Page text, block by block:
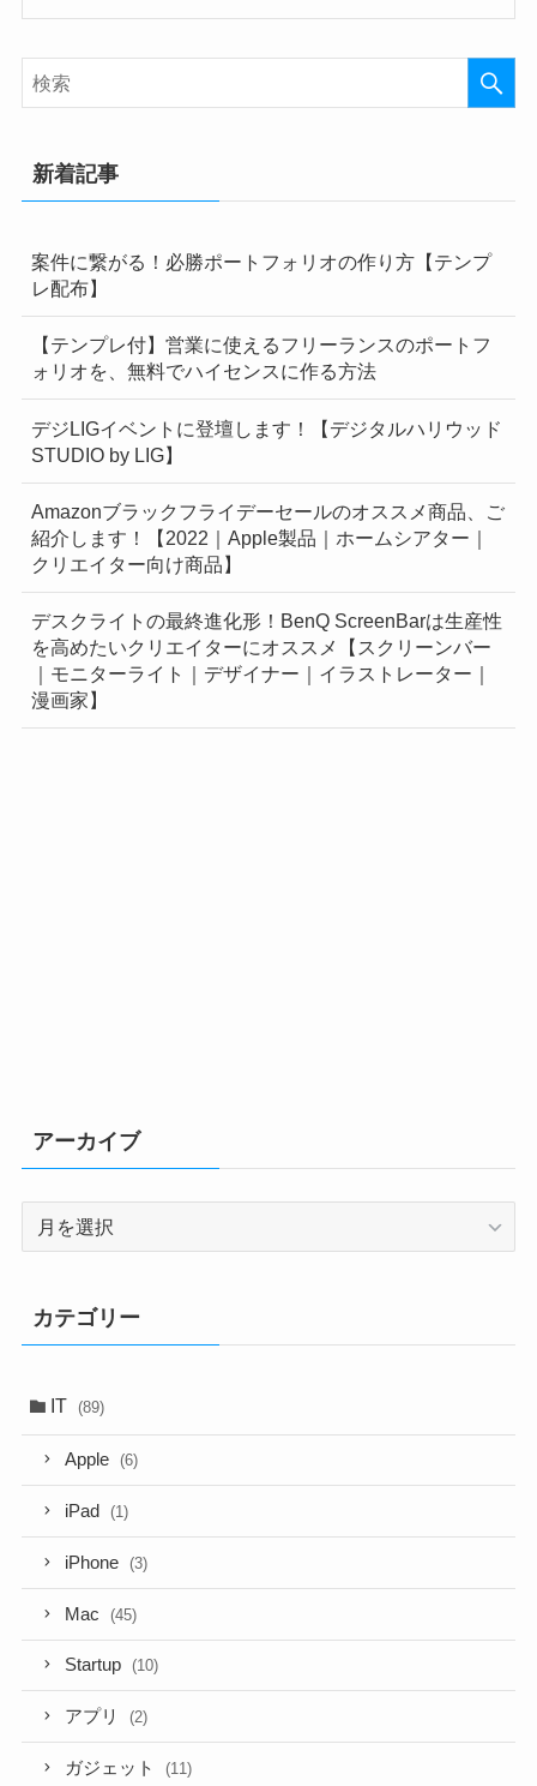
新着記事
案件に繋がる！必勝ポートフォリオの作り方【テンプ
レ配布】
【テンプレ付】営業に使えるフリーランスのポートフ
ォリオを、無料でハイセンスに作る方法
デジLIGイベントに登壇します！【デジタルハリウッド
STUDIO by LIG】
Amazonブラックフライデーセールのオススメ商品、ご
紹介します！【2022｜Apple製品｜ホームシアター｜
クリエイター向け商品】
デスクライトの最終進化形！BenQ ScreenBarは生産性
を高めたいクリエイターにオススメ【スクリーンバー
｜モニターライト｜デザイナー｜イラストレーター｜
漫画家】
アーカイブ
ブ
カテゴリー
IT (89)
Apple (6)
iPad (1)
iPhone (3)
Mac (45)
Startup (10)
アプリ (2)
ガジェット (11)